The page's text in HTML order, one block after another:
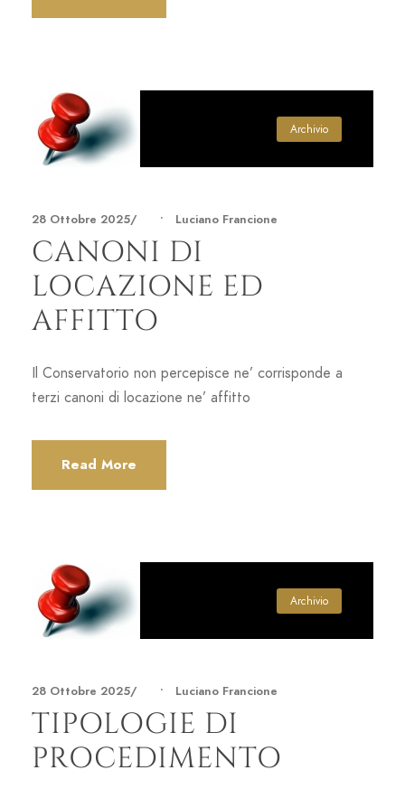
Archivio
28 Ottobre 2025 • Luciano Francione
CANONI DI
LOCAZIONE ED
AFFITTO
Il Conservatorio non percepisce ne’ corrisponde a
terzi canoni di locazione ne’ affitto
Read More
Archivio
28 Ottobre 2025 • Luciano Francione
TIPOLOGIE DI
PROCEDIMENTO